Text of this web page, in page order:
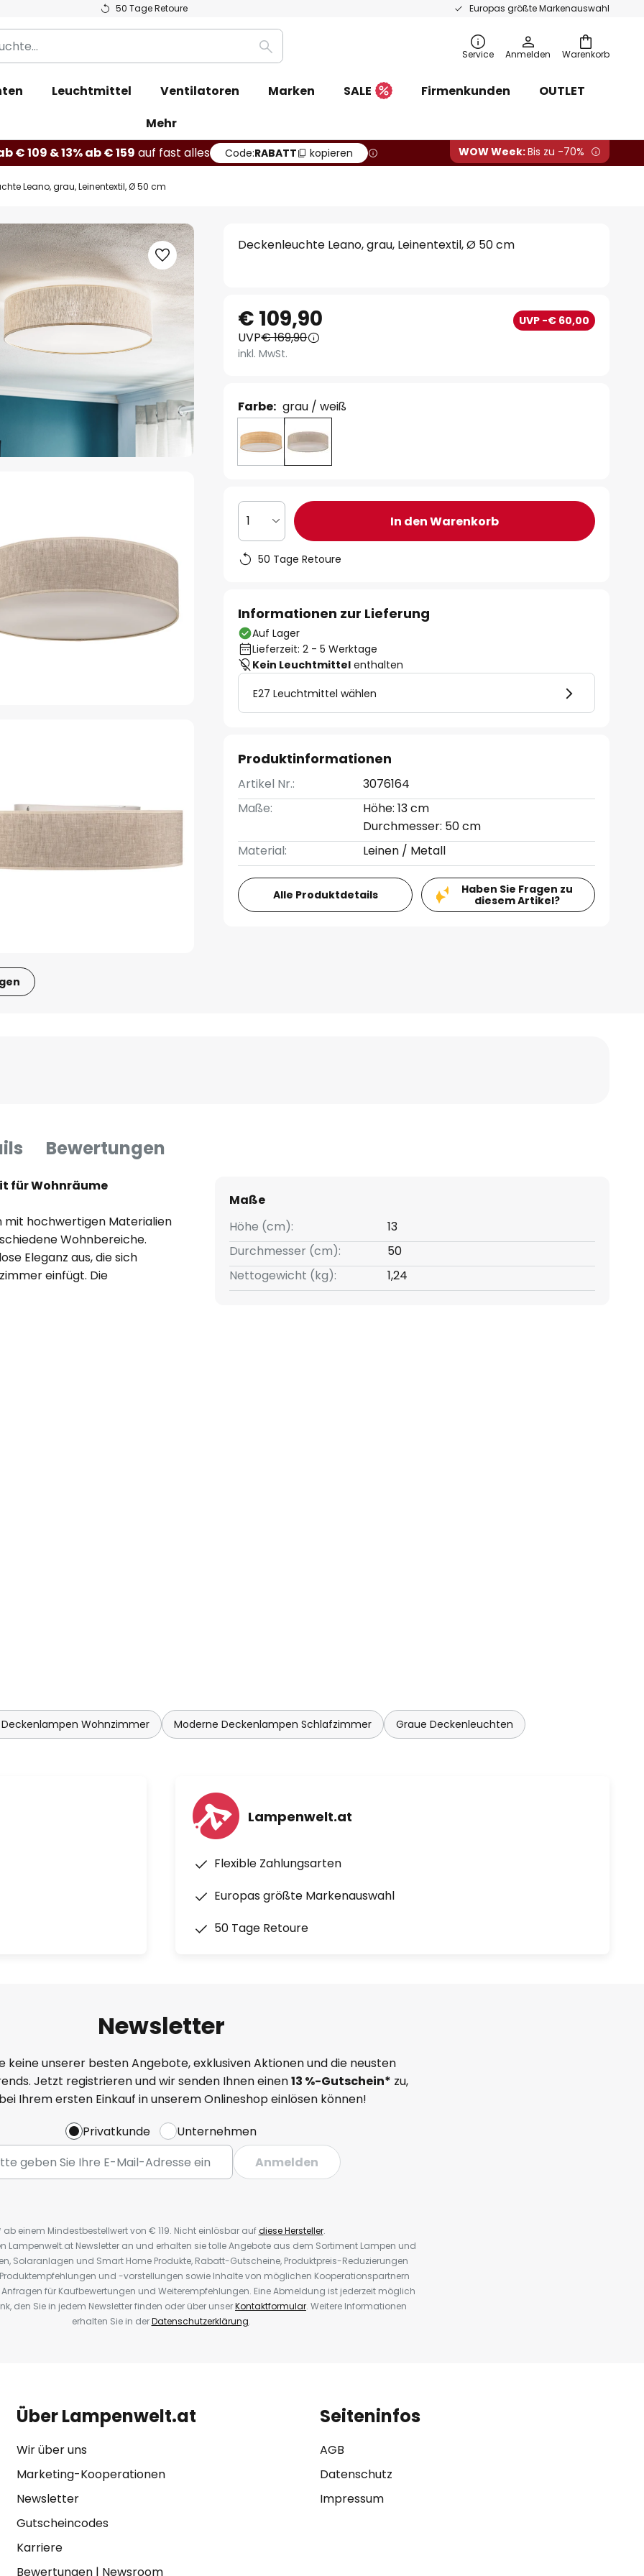
50 Tage Retoure Europas größte Markenauswahl
Warenkorb
Suche Service Anmelden
Leuchtmittel Ventilatoren Marken SALE Firmenkunden
OUTLET
Mehr
€ 109 & 13% ab € 159 auf fast alles Code:RABATT kopieren WOW Week:Bis zu -70%
Leano, grau, Leinentextil, Ø 50 cm
Deckenleuchte Leano, grau, Leinentextil, Ø 50 cm
€ 109,90 UVP -€ 60,00
UVP€ 169,90
inkl. MwSt.
Farbe: grau / weiß
1 In den Warenkorb
50 Tage Retoure
Informationen zur Lieferung
Auf Lager
Lieferzeit: 2 - 5 Werktage
Kein Leuchtmittel enthalten
E27 Leuchtmittel wählen
Produktinformationen
Artikel Nr.:
3076164
Maße:
Höhe: 13 cm
Durchmesser: 50 cm
Material:
Leinen / Metall
Alle Produktdetails
Haben Sie Fragen zu
diesem Artikel?
Bewertungen
für Wohnräume
mit hochwertigen Materialien
Wohnbereiche.
Eleganz aus, die sich
einfügt. Die
für eine dezente, aber
der Dimmbarkeit über
individuell anzupassen und
macht die
die Wert auf Design und
Maße
Höhe (cm):
13
Durchmesser (cm):
50
Nettogewicht (kg):
1,24
Wohnzimmer Moderne Deckenlampen Schlafzimmer Graue Deckenleuchten
Lampenwelt.at
Flexible Zahlungsarten
Europas größte Markenauswahl
50 Tage Retoure
Newsletter
keine unserer besten Angebote, exklusiven Aktionen und die neusten
Jetzt registrieren und wir senden Ihnen einen13 %-Gutschein* zu,
Ihrem ersten Einkauf in unserem Onlineshop einlösen können!
Privatkunde
Unternehmen
Anmelden
ab einem Mindestbestellwert von € 119. Nicht einlösbar aufdiese Hersteller.
Lampenwelt.at Newsletter an und erhalten sie tolle Angebote aus dem Sortiment Lampen und
Solaranlagen und Smart Home Produkte, Rabatt-Gutscheine, Produktpreis-Reduzierungen
und -vorstellungen sowie Inhalte von möglichen Kooperationspartnern
für Kaufbewertungen und Weiterempfehlungen. Eine Abmeldung ist jederzeit möglich
den Sie in jedem Newsletter finden oder über unserKontaktformular. Weitere Informationen
erhalten Sie in derDatenschutzerklärung.
Über Lampenwelt.at
Wir über uns
Marketing-Kooperationen
Newsletter
Gutscheincodes
Karriere
Bewertungen| Newsroom
Seiteninfos
AGB
Datenschutz
Impressum